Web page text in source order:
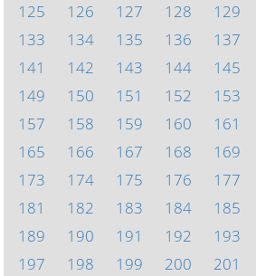
125
126 127 128 129
133
134 135 136 137
141
142 143 144 145
149
150 151 152 153
157
158 159 160 161
165
166 167 168 169
173
174 175 176 177
181
182 183 184 185
189
190 191 192 193
197
198 199 200 201